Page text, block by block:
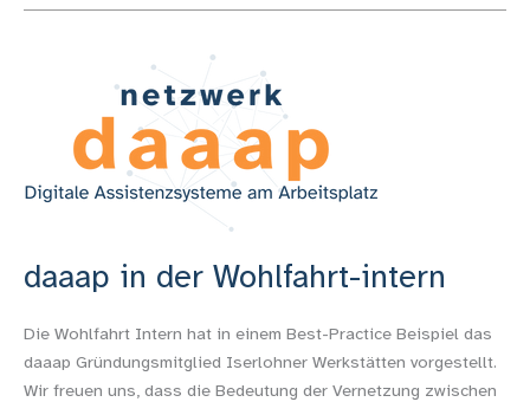
daaap in der Wohlfahrt-intern
Die Wohlfahrt Intern hat in einem Best-Practice Beispiel das
daaap Gründungsmitglied Iserlohner Werkstätten vorgestellt.
Wir freuen uns, dass die Bedeutung der Vernetzung zwischen
Wohlfahrt-
intern